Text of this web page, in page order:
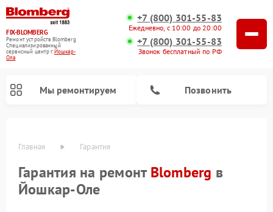
FIX-BLOMBERG
Ремонт устройств Blomberg
Специализированный
cервисный центр г.Йошкар-
Ола
+7 (800) 301-55-83
Ежедневно, с 10:00 до 20:00
+7 (800) 301-55-83
Звонок бесплатный по РФ
Мы ремонтируем Позвонить
Главная Гарантия
Гарантия на ремонт Blomberg в
Йошкар-Оле